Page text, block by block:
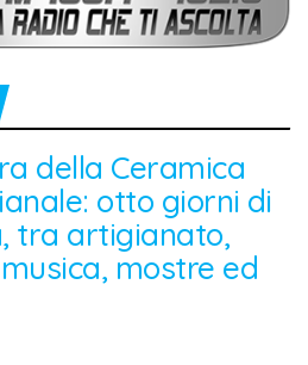
della Ceramica
otto giorni di
tra artigianato,
mostre ed